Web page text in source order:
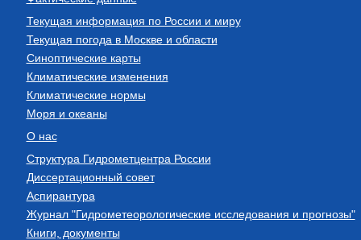
Текущая информация по России и миру
Текущая погода в Москве и области
Синоптические карты
Климатические изменения
Климатические нормы
Моря и океаны
О нас
Структура Гидрометцентра России
Диссертационный совет
Аспирантура
Журнал "Гидрометеорологические исследования и прогнозы"
Книги, документы